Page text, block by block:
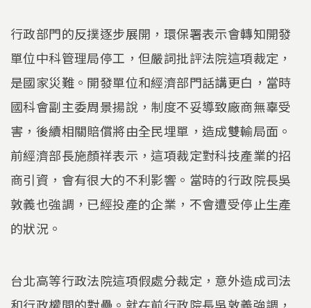
行政部門的反撲逐步展開，環保署表示會轉知開發
單位中科管理局停工，但嚴詞批評法院這項裁定，
是國家災難。開發單位和經濟部門話講更白，當時
國科會副主委周景揚說，制度不妥導致廠商無辜受
害，後續相關賠償將由全民埋單，造成雙輸局面。
前經濟部長施顏祥表示，這項裁定對科技產業的招
商引資，會有很大的不利影響。當時的行政院長吳
敦義也強調，已經投產的企業，不會遭受停止生產
的狀況。
台北高等行政法院這項假處分裁定，意外造成司法